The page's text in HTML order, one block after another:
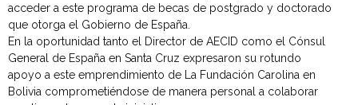
acceder a este programa de becas de postgrado y doctorado
que otorga el Gobierno de España.
En la oportunidad tanto el Director de AECID como el Cónsul
General de España en Santa Cruz expresaron su rotundo
apoyo a este emprendimiento de La Fundación Carolina en
Bolivia comprometiéndose de manera personal a colaborar